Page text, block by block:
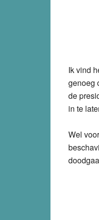
Ik vind
genoeg
de
in te
Wel